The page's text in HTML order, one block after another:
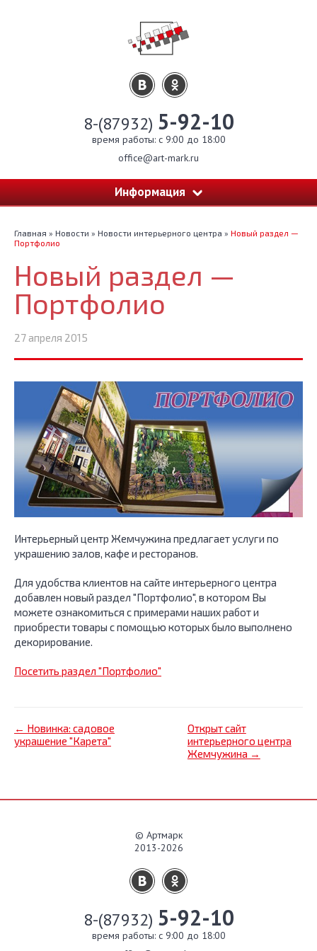
8-(87932) 5-92-10
время работы: c 9:00 до 18:00
office@art-mark.ru
Информация
Главная » Новости » Новости интерьерного центра » Новый раздел —
Портфолио
Новый раздел —
Портфолио
27 апреля 2015
Интерьерный центр Жемчужина предлагает услуги по
украшению залов, кафе и ресторанов.
Для удобства клиентов на сайте интерьерного центра
добавлен новый раздел "Портфолио", в котором Вы
можете ознакомиться с примерами наших работ и
приобрести товары с помощью которых было выполнено
декорирование.
Посетить раздел "Портфолио"
← Новинка: садовое
украшение "Карета"
Открыт сайт
интерьерного центра
Жемчужина →
© Артмарк
2013-2026
8-(87932) 5-92-10
время работы: c 9:00 до 18:00